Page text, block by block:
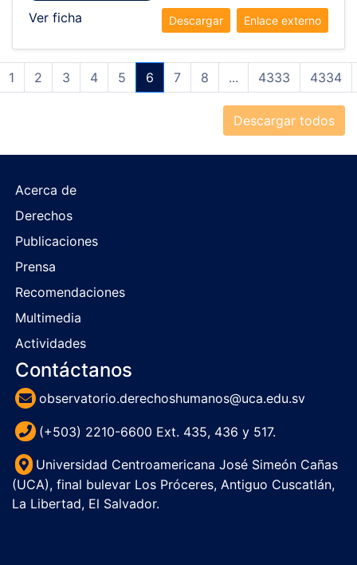
Ver ficha Enlace externo
Descargar
1 2 3 4 5 6 7 8 ... 4333 4334
Descargar todos
Acerca de
Derechos
Publicaciones
Prensa
Recomendaciones
Multimedia
Actividades
Contáctanos
observatorio.derechoshumanos@uca.edu.sv
(+503) 2210-6600 Ext. 435, 436 y 517.
Universidad Centroamericana José Simeón Cañas
(UCA), final bulevar Los Próceres, Antiguo Cuscatlán,
La Libertad, El Salvador.